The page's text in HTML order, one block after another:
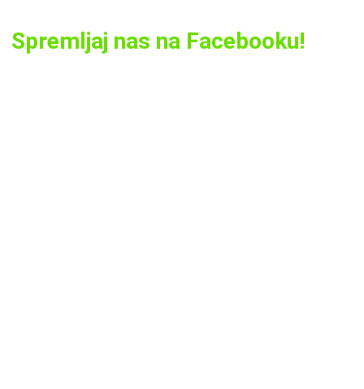
Spremljaj nas na Facebooku!